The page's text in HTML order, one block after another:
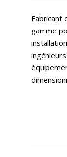
Fabricant
gamme